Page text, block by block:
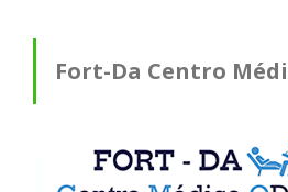
Fort-Da Centro